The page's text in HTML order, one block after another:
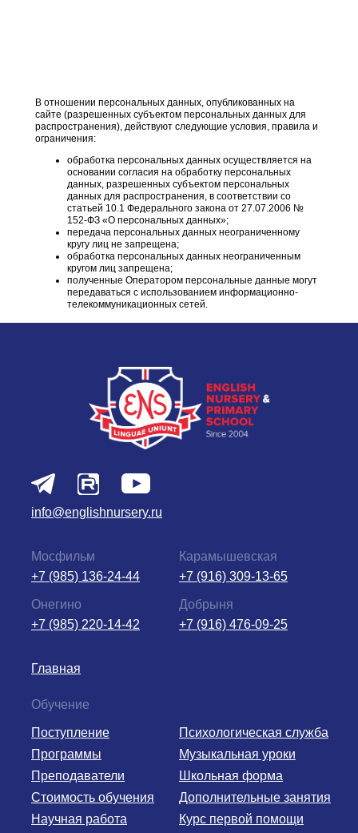
В отношении персональных данных, опубликованных на
сайте (разрешенных субъектом персональных данных для
распространения), действуют следующие условия, правила и
ограничения:
обработка персональных данных осуществляется на
основании согласия на обработку персональных
данных, разрешенных субъектом персональных
данных для распространения, в соответствии со
статьей 10.1 Федерального закона от 27.07.2006 №
152-ФЗ «О персональных данных»;
передача персональных данных неограниченному
кругу лиц не запрещена;
обработка персональных данных неограниченным
кругом лиц запрещена;
полученные Оператором персональные данные могут
передаваться с использованием информационно-
телекоммуникационных сетей.
Курс первой помощи
Научная работа
Дополнительные занятия
Школьная форма
Музыкальная уроки
Психологическая служба
Поступление
Стоимость обучения
Преподаватели
Программы
Обучение
info@englishnursery.ru
+7 (916) 476-09-25
Добрыня
+7 (916) 309-13-65
Карамышевская
+7 (985) 220-14-42
Онегино
+7 (985) 136-24-44
Мосфильм
Главная